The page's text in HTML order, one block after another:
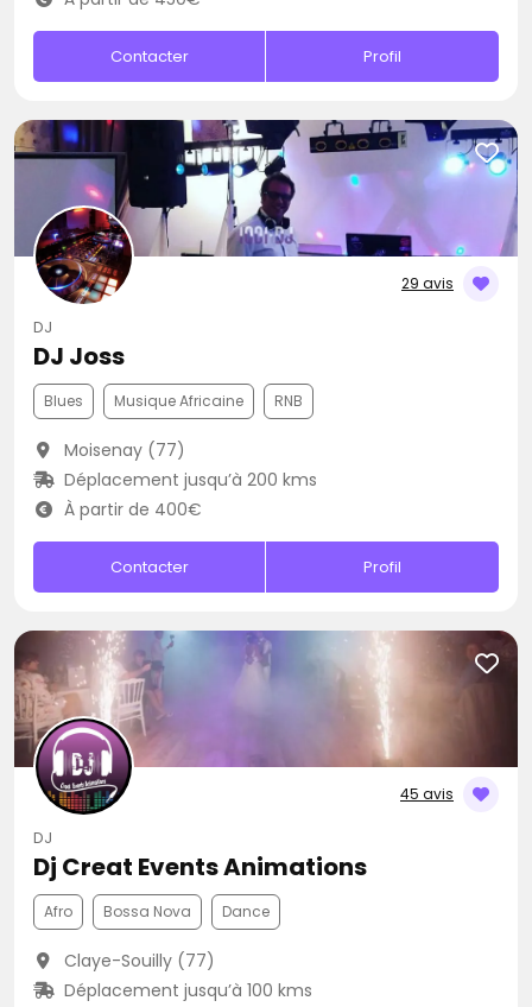
Contacter Profil
29 avis
DJ
DJ Joss
Blues Musique Africaine RNB
Moisenay (77)
Déplacement jusqu’à 200 kms
À partir de 400€
Contacter Profil
45 avis
DJ
Dj Creat Events Animations
Afro Bossa Nova Dance
Claye-Souilly (77)
Déplacement jusqu’à 100 kms